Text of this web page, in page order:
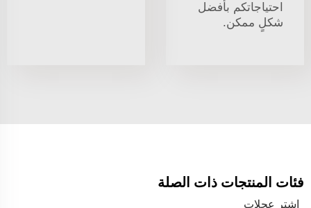
احتياجاتكم بأفضل
شكلٍ ممكن.
فئات المنتجات ذات الصلة
اشترِ عجلات